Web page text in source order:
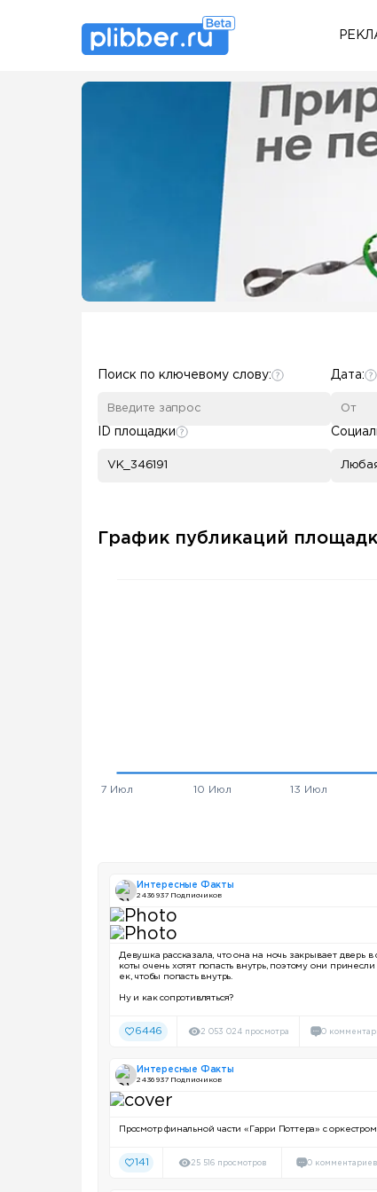
Some SEO Title
Some SEO Title
ID площадки
Поиск по ключевому слову: Дата:
График публикаций
Интересные Факты
2 436 937 Подписчиков
Девушка рассказала, что она на ночь закрывает дверь
коты очень хотят попасть внутрь, поэтому они
ек, чтобы попасть внутрь.
Ну и как сопротивляться?
6446 2 053 024 просмотра 0
Интересные Факты
2 436 937 Подписчиков
Просмотр финальной части «Гарри Поттера» c оркестром
141 25 516 просмотров 0 комментариев